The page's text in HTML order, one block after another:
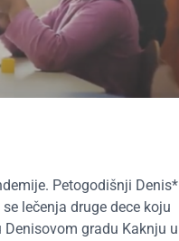
Petogodišnji Denis*
lečenja druge dece koju
gradu Kaknju u